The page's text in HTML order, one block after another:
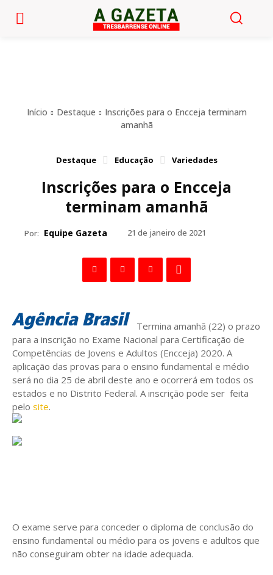
Início Destaque
Inscrições para o Encceja terminam
amanhã
Destaque Educação Variedades
Inscrições para o Encceja
terminam amanhã
Por: Equipe Gazeta 21 de janeiro de 2021
Termina amanhã (22) o prazo
para a inscrição no Exame Nacional para Certificação de
Competências de Jovens e Adultos (Encceja) 2020. A
aplicação das provas para o ensino fundamental e médio
será no dia 25 de abril deste ano e ocorrerá em todos os
estados e no Distrito Federal. A inscrição pode ser feita
pelo site.
O exame serve para conceder o diploma de conclusão do
ensino fundamental ou médio para os jovens e adultos que
não conseguiram obter na idade adequada.